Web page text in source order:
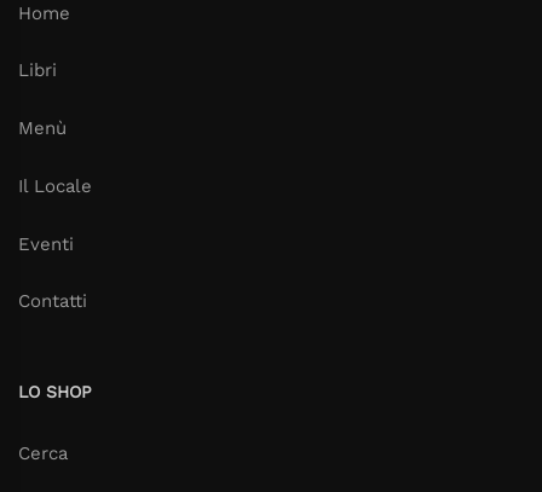
Home
Libri
Menù
Il Locale
Eventi
Contatti
LO SHOP
Cerca